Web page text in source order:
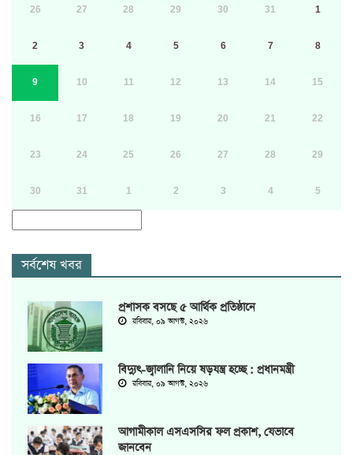
26 27 28 29 30 31 1
2 3 4 5 6 7 8
9 10 11 12 13 14 15
16 17 18 19 20 21 22
23 24 25 26 27 28 29
30 31 1 2 3 4 5
সর্বশেষ খবর
প্রশাসক বসছে ৫ আর্থিক প্রতিষ্ঠানে
রবিবার, ০৯ আগস্ট, ২০২৬
বিদ্যুৎ-জ্বালানি নিয়ে ষড়যন্ত্র হচ্ছে : প্রধানমন্ত্রী
রবিবার, ০৯ আগস্ট, ২০২৬
আগামীকাল এসএসসির ফল প্রকাশ, যেভাবে
জানবেন